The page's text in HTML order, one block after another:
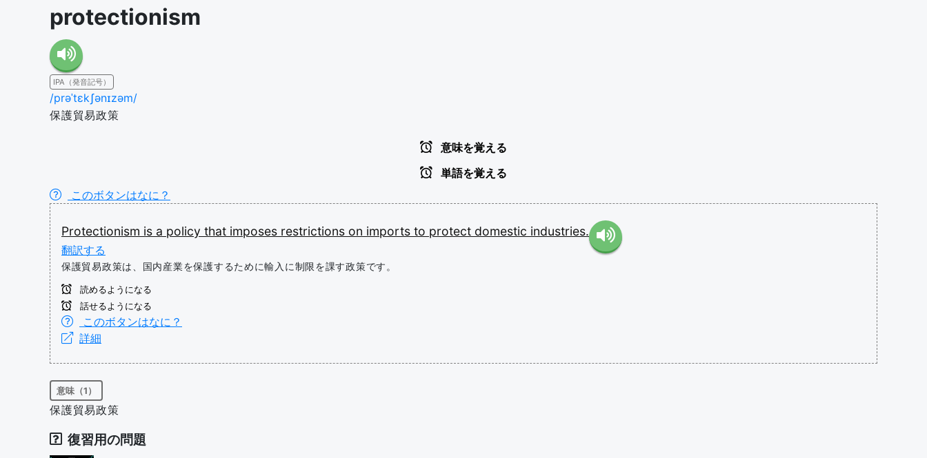
protectionism
IPA（発音記号）
/prəˈtɛkʃənɪzəm/
保護貿易政策
意味を覚える
単語を覚える
このボタンはなに？
Protectionism is a policy that imposes restrictions on imports to protect domestic industries.
翻訳する
保護貿易政策は、国内産業を保護するために輸入に制限を課す政策です。
読めるようになる
話せるようになる
このボタンはなに？
詳細
意味（1）
保護貿易政策
復習用の問題